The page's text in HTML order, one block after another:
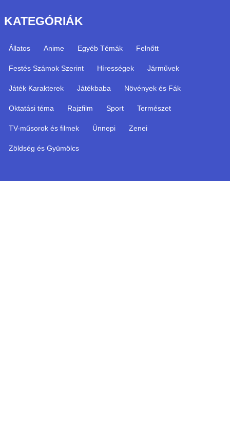
KATEGÓRIÁK
Állatos Anime Egyéb Témák Felnőtt
Festés Számok Szerint Hírességek Járművek
Játék Karakterek Játékbaba Növények és Fák
Oktatási téma Rajzfilm Sport Természet
TV-műsorok és filmek Ünnepi Zenei
Zöldség és Gyümölcs